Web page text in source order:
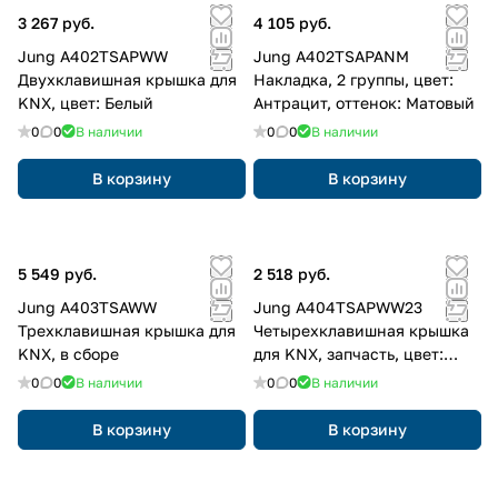
3 267 руб.
Jung A402TSAPWW
Двухклавишная крышка для
KNX, цвет: Белый
0 0 В наличии
В корзину
4 105 руб.
Jung A402TSAPANM
Накладка, 2 группы, цвет:
Антрацит, оттенок: Матовый
0 0 В наличии
В корзину
5 549 руб.
Jung A403TSAWW
Трехклавишная крышка для
KNX, в сборе
0 0 В наличии
В корзину
2 518 руб.
Jung A404TSAPWW23
Четырехклавишная крышка
для KNX, запчасть, цвет:
Белый
0 0 В наличии
В корзину